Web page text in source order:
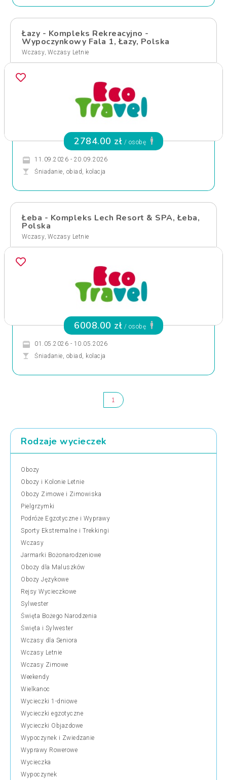
Łazy - Kompleks Rekreacyjno -
Wypoczynkowy Fala 1, Łazy, Polska
Wczasy, Wczasy Letnie
2784.00 zł / osobę
11.09.2026 - 20.09.2026
Śniadanie, obiad, kolacja
Łeba - Kompleks Lech Resort & SPA, Łeba,
Polska
Wczasy, Wczasy Letnie
6008.00 zł / osobę
01.05.2026 - 10.05.2026
Śniadanie, obiad, kolacja
1
Rodzaje wycieczek
Obozy
Obozy i Kolonie Letnie
Obozy Zimowe i Zimowiska
Pielgrzymki
Podróże Egzotyczne i Wyprawy
Sporty Ekstremalne i Trekkingi
Wczasy
Jarmarki Bożonarodzeniowe
Obozy dla Maluszków
Obozy Językowe
Rejsy Wycieczkowe
Sylwester
Święta Bożego Narodzenia
Święta i Sylwester
Wczasy dla Seniora
Wczasy Letnie
Wczasy Zimowe
Weekendy
Wielkanoc
Wycieczki 1-dniowe
Wycieczki egzotyczne
Wycieczki Objazdowe
Wypoczynek i Zwiedzanie
Wyprawy Rowerowe
Wycieczka
Wypoczynek